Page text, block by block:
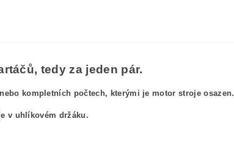
tedy za jeden pár.
kompletních počtech, kterými je motor stroje osazen.
v uhlíkovém držáku.